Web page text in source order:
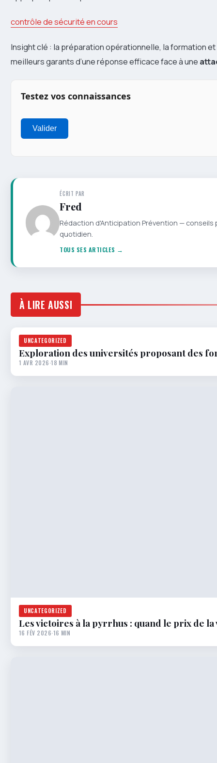
contrôle de sécurité en cours
Insight clé : la préparation opérationnelle, la formation
meilleurs garants d’une réponse efficace face à une
Testez vos connaissances
Valider
ÉCRIT PAR
Fred
Rédaction d'Anticipation Prévention —
quotidien.
TOUS SES ARTICLES →
À LIRE AUSSI
UNCATEGORIZED
Exploration des universités proposant des
1 AVR 2026·18 MIN
UNCATEGORIZED
Les victoires à la pyrrhus : quand le prix de
16 FÉV 2026·16 MIN